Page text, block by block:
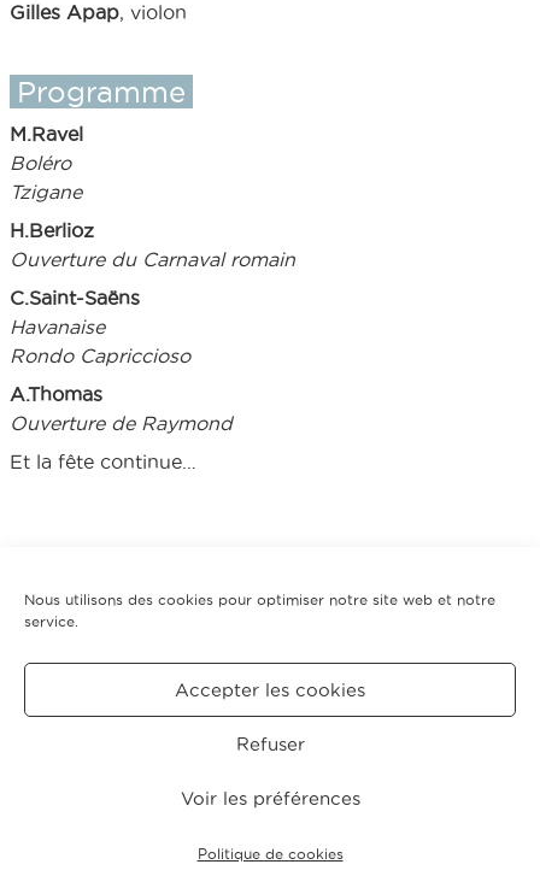
Nous utilisons des cookies pour optimiser notre site web et notre
service.
Accepter les cookies
Refuser
Voir les préférences
Politique de cookies
Gilles Apap, violon
Programme
M.Ravel
Boléro
Tzigane
H.Berlioz
Ouverture du Carnaval romain
C.Saint-Saëns
Havanaise
Rondo Capriccioso
A.Thomas
Ouverture de Raymond
Et la fête continue…
En partenariat avec l’ensemble Erik Satie
Tarifs
LÉGALES
(UE)